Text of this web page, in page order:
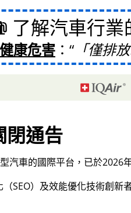
了解汽車行業
健康危害 ： 「僅排
閉通告
汽車的國際平台，已於2026
SEO）及效能優化技術創新